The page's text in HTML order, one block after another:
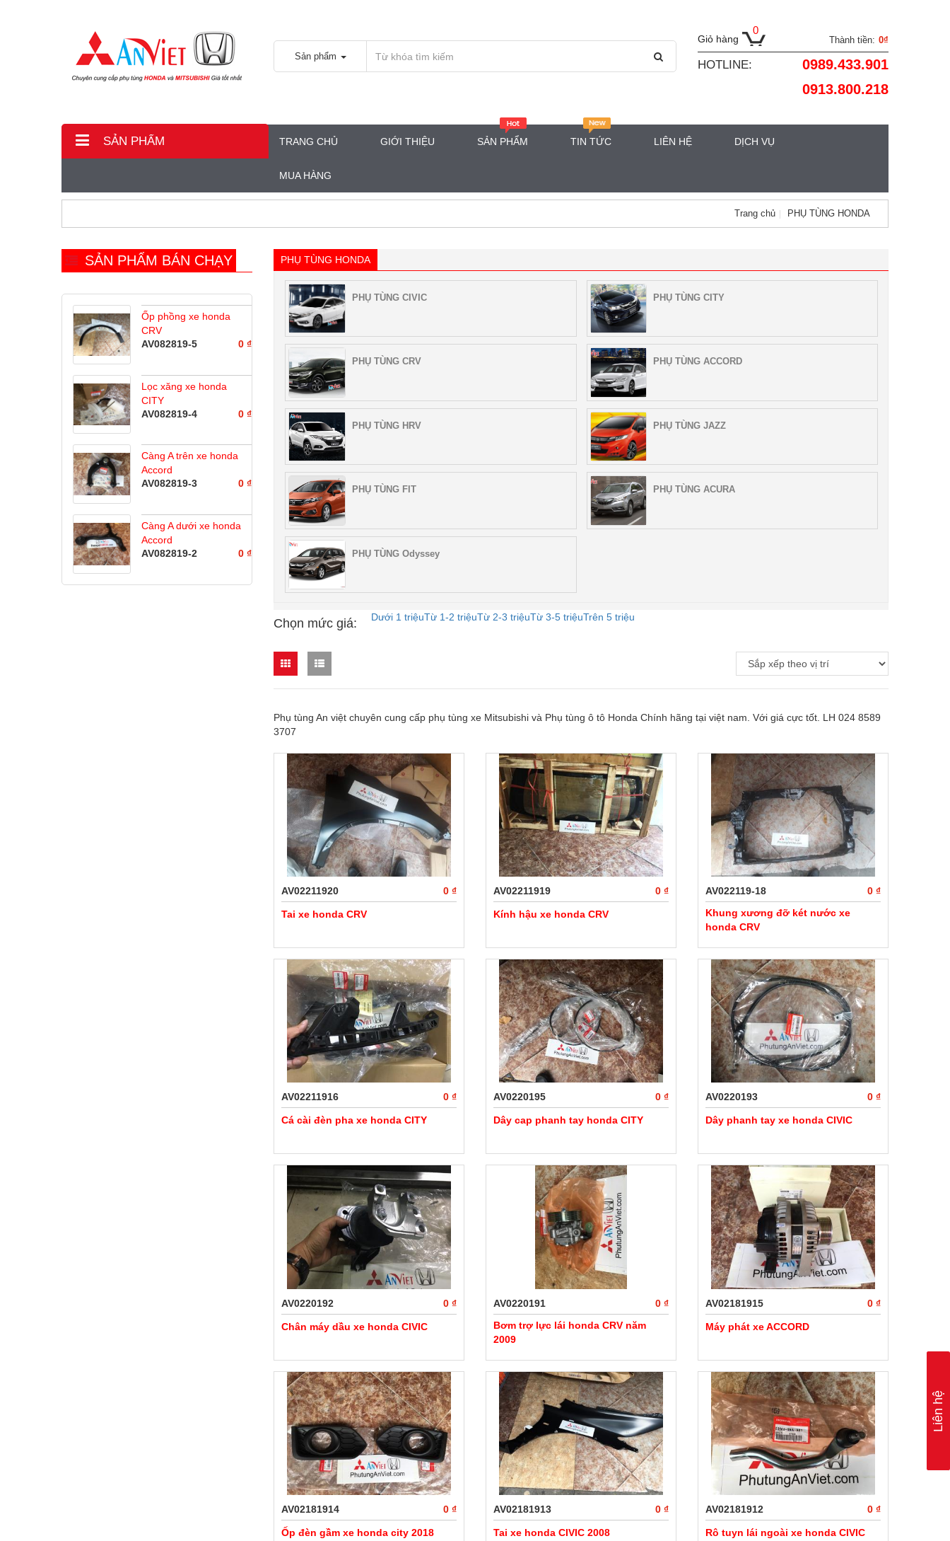
Sản phẩm
Giỏ hàng
0
Thành tiền: 0₫
HOTLINE:
0989.433.901
0913.800.218
SẢN PHẨM TRANG CHỦ GIỚI THIỆU SẢN PHẨM TIN TỨC LIÊN HỆ DỊCH VỤ
MUA HÀNG
Trang chủ PHỤ TÙNG HONDA
SẢN PHẨM BÁN CHẠY
Ốp phồng xe honda
CRV
AV082819-5
0 ₫
Lọc xăng xe honda
CITY
AV082819-4
0 ₫
Càng A trên xe honda
Accord
AV082819-3
0 ₫
Càng A dưới xe honda
Accord
AV082819-2
0 ₫
PHỤ TÙNG HONDA
PHỤ TÙNG CIVIC PHỤ TÙNG CITY
PHỤ TÙNG CRV PHỤ TÙNG ACCORD
PHỤ TÙNG HRV PHỤ TÙNG JAZZ
PHỤ TÙNG FIT PHỤ TÙNG ACURA
PHỤ TÙNG Odyssey
Chọn mức giá: Dưới 1 triệuTừ 1-2 triệuTừ 2-3 triệuTừ 3-5 triệuTrên 5 triệu
Phụ tùng An việt chuyên cung cấp phụ tùng xe Mitsubishi và Phụ tùng ô tô Honda Chính hãng tại việt nam. Với giá cực tốt. LH 024 8589
3707
AV02211920 0 ₫
Tai xe honda CRV
AV02211919 0 ₫
Kính hậu xe honda CRV
AV022119-18
0 ₫
Khung xương đỡ két nước xe
honda CRV
AV02211916 0 ₫
Cá cài đèn pha xe honda CITY
AV0220195 0 ₫
Dây cap phanh tay honda CITY
AV0220193 0 ₫
Dây phanh tay xe honda CIVIC
AV0220192 0 ₫
Chân máy dầu xe honda CIVIC
AV0220191
0 ₫
Bơm trợ lực lái honda CRV năm
2009
AV02181915 0 ₫
Máy phát xe ACCORD
AV02181914 0 ₫
Ốp đèn gầm xe honda city 2018
AV02181913 0 ₫
Tai xe honda CIVIC 2008
AV02181912 0 ₫
Rô tuyn lái ngoài xe honda CIVIC
Liên hệ